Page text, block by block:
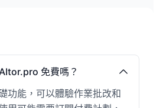
免費嗎？
功能，可以體驗作業批改和